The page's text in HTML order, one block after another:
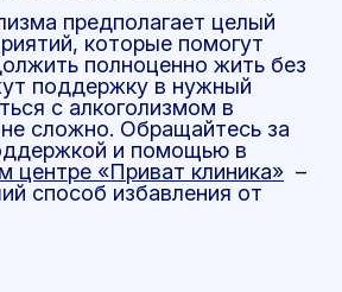
предполагает целый
которые помогут
полноценно жить без
поддержку в нужный
с алкоголизмом в
сложно. Обращайтесь за
и помощью в
центре «Приват клиника» –
способ избавления от